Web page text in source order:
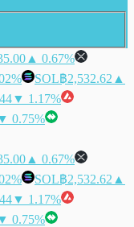
▲ 0.67%
SOL฿2,532.62 ▲
▼ 1.17%
0.75%
▲ 0.67%
SOL฿2,532.62 ▲
▼ 1.17%
0.75%